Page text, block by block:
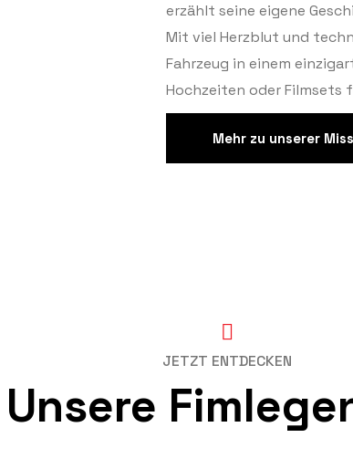
erzählt seine eigene
Mit viel Herzblut und
Fahrzeug in einem
Hochzeiten oder Filmsets
Mehr zu unserer
JETZT ENTDECKEN
Unsere